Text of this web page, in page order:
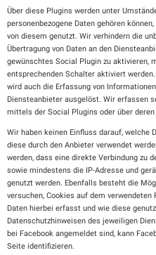
Über diese Plugins werden unter
personenbezogene Daten gehören
von diesem genutzt. Wir verhindern die
Übertragung von Daten an den
gewünschtes Social Plugin zu aktivieren,
entsprechenden Schalter aktiviert
wird auch die Erfassung von
Diensteanbieter ausgelöst. Wir erfassen
mittels der Social Plugins oder über deren
Wir haben keinen Einfluss darauf,
diese durch den Anbieter verwendet
werden, dass eine direkte Verbindung zu
sowie mindestens die IP-Adresse und
genutzt werden. Ebenfalls besteht die
versuchen, Cookies auf dem
Daten hierbei erfasst und wie diese
Datenschutzhinweisen des jeweiligen
bei Facebook angemeldet sind, kann
Seite identifizieren.